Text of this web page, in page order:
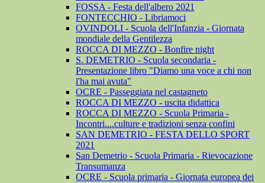
FOSSA - Festa dell'albero 2021
FONTECCHIO - Libriamoci
OVINDOLI - Scuola dell'Infanzia - Giornata
mondiale della Gentilezza
ROCCA DI MEZZO - Bonfire night
S. DEMETRIO - Scuola secondaria -
Presentazione libro "Diamo una voce a chi non
l'ha mai avuta"
OCRE - Passeggiata nel castagneto
ROCCA DI MEZZO - uscita didattica
ROCCA DI MEZZO - Scuola Primaria -
Incontri....culture e tradizioni senza confini
SAN DEMETRIO - FESTA DELLO SPORT
2021
San Demetrio - Scuola Primaria - Rievocazione
Transumanza
OCRE - Scuola primaria - Giornata europea dei